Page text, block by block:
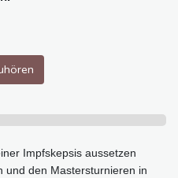
Impfskepsis aussetzen
und den Mastersturnieren in